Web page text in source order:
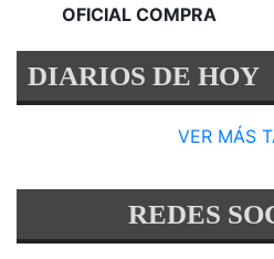
OFICIAL COMPRA
DIARIOS DE HOY
VER MÁS
REDES